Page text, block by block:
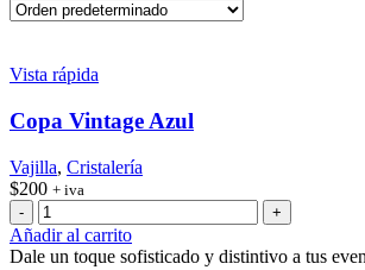
Vista rápida
Copa Vintage Azul
Vajilla, Cristalería
$200 + iva
Copa
Vintage
Azul
Añadir al carrito
Dale un toque sofisticado y distintivo a tus